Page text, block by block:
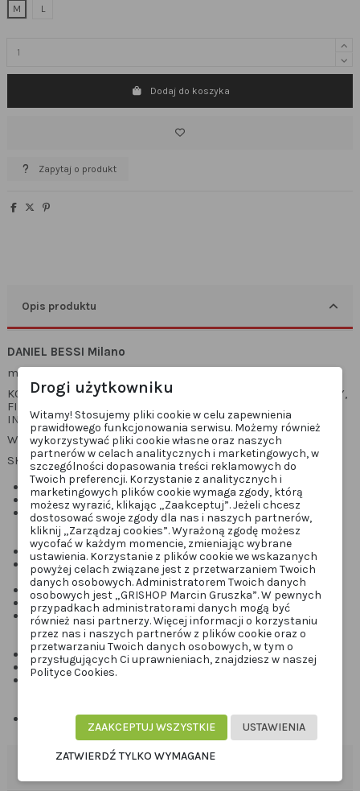
M
L
Dodaj do koszyka
Zapytaj o produkt
Opis produktu
DANIEL BESSI Milano
mod: 544 art: 980 fb: 216
KOLORY WYSTĘPUJĄCE PRZY KOSZULI: BORDOWY, CZERWONY,
FIOLETOWY, RÓŻOWY, GRANATOWY, NIEBIESKI I WIELE
INNYCH
WZÓR : KWIATY
SKŁAD: 100% BAWEŁNA (BAWEŁNA SATYNOWA)
Koszula marki DANIEL BESSI milano
model, krój SLIM FIT (tabela wymiarów SLIM FIT)
wykonana z bardzo wysokiej jakości bawełny, dzięki
czemu dobrze się prasuje, nie gniecie i świetnie się
układa
mankiety bardzo ładnie wyglądają wywinięte
koszula, która pozwoli Ci się wyróżnić z tłumu a
jednocześnie zachować klasę i styl
pasuje również pod marynarkę
posiada wszystkie metki
włoski projekt, który zyskał już wielu zwolenników na
zachodzie przez porządne wykonanie, niepowtarzalne,
różnorodne wzory i świetny gatunek za przystępną cenę
firmę charakteryzuje dbałość o najmniejsze szczegóły
zawsze oryginalne guziki i wykończenie koszuli
jeżeli koszula jest na prezent prosimy o informacje
* E D Y C J A _ L I M I T O W A N A *
Drogi użytkowniku
Witamy! Stosujemy pliki cookie w celu zapewnienia
prawidłowego funkcjonowania serwisu. Możemy również
wykorzystywać pliki cookie własne oraz naszych
partnerów w celach analitycznych i marketingowych, w
szczególności dopasowania treści reklamowych do
Twoich preferencji. Korzystanie z analitycznych i
marketingowych plików cookie wymaga zgody, którą
możesz wyrazić, klikając „Zaakceptuj”. Jeżeli chcesz
dostosować swoje zgody dla nas i naszych partnerów,
kliknij „Zarządzaj cookies”. Wyrażoną zgodę możesz
wycofać w każdym momencie, zmieniając wybrane
ustawienia. Korzystanie z plików cookie we wskazanych
powyżej celach związane jest z przetwarzaniem Twoich
danych osobowych. Administratorem Twoich danych
osobowych jest „GRISHOP Marcin Gruszka”. W pewnych
przypadkach administratorami danych mogą być
również nasi partnerzy. Więcej informacji o korzystaniu
przez nas i naszych partnerów z plików cookie oraz o
przetwarzaniu Twoich danych osobowych, w tym o
przysługujących Ci uprawnieniach, znajdziesz w naszej
Polityce Cookies.
USTAWIENIA
ZAAKCEPTUJ WSZYSTKIE
ZATWIERDŹ TYLKO WYMAGANE